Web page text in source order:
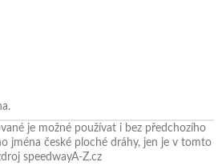
je možné používat i bez předchozího
jména české ploché dráhy, jen je v tomto
speedwayA-Z.cz